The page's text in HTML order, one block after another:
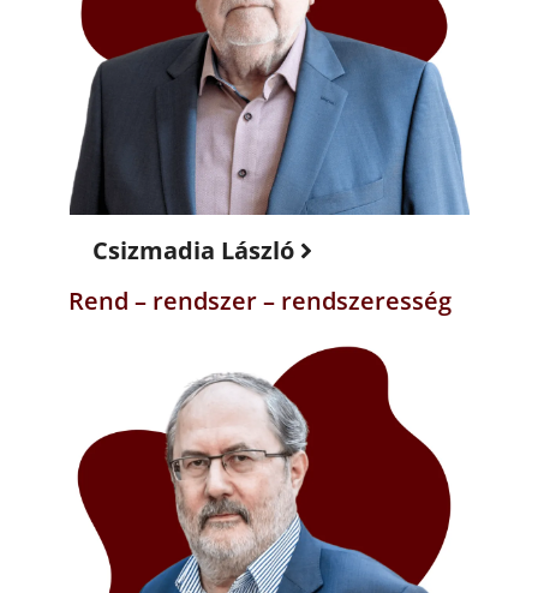
Csizmadia László
Rend – rendszer – rendszeresség